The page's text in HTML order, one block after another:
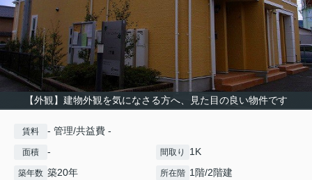
【外観】建物外観を気になさる方へ、見た目の良い物件です
賃料 - 管理/共益費 -
面積 - 間取り 1K
築年数 築20年 所在階 1階/2階建